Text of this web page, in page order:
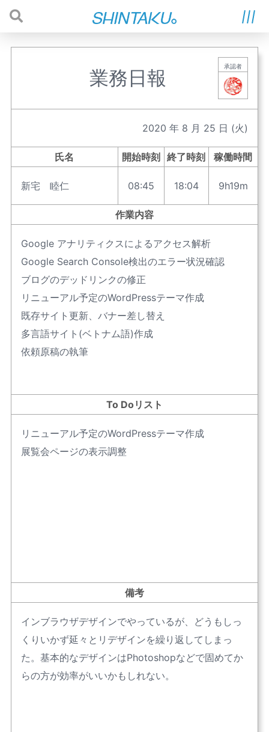
業務日報 承認者
2020 年 8 月 25 日 (火)
氏名 開始時刻 終了時刻 稼働時間
新宅 睦仁 08:45 18:04 9h19m
作業内容
Google アナリティクスによるアクセス解析
Google Search Console検出のエラー状況確認
ブログのデッドリンクの修正
リニューアル予定のWordPressテーマ作成
既存サイト更新、バナー差し替え
多言語サイト(ベトナム語)作成
依頼原稿の執筆
To Doリスト
リニューアル予定のWordPressテーマ作成
展覧会ページの表示調整
備考
インブラウザデザインでやっているが、どうもしっ
くりいかず延々とリデザインを繰り返してしまっ
た。基本的なデザインはPhotoshopなどで固めてか
らの方が効率がいいかもしれない。